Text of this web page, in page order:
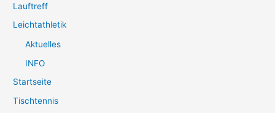
Lauftreff
Leichtathletik
Aktuelles
INFO
Startseite
Tischtennis